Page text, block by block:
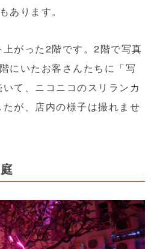
あります。
がった2階です。2階で写真
にいたお客さんたちに「写
て、ニコニコのスリランカ
が、店内の様子は撮れませ